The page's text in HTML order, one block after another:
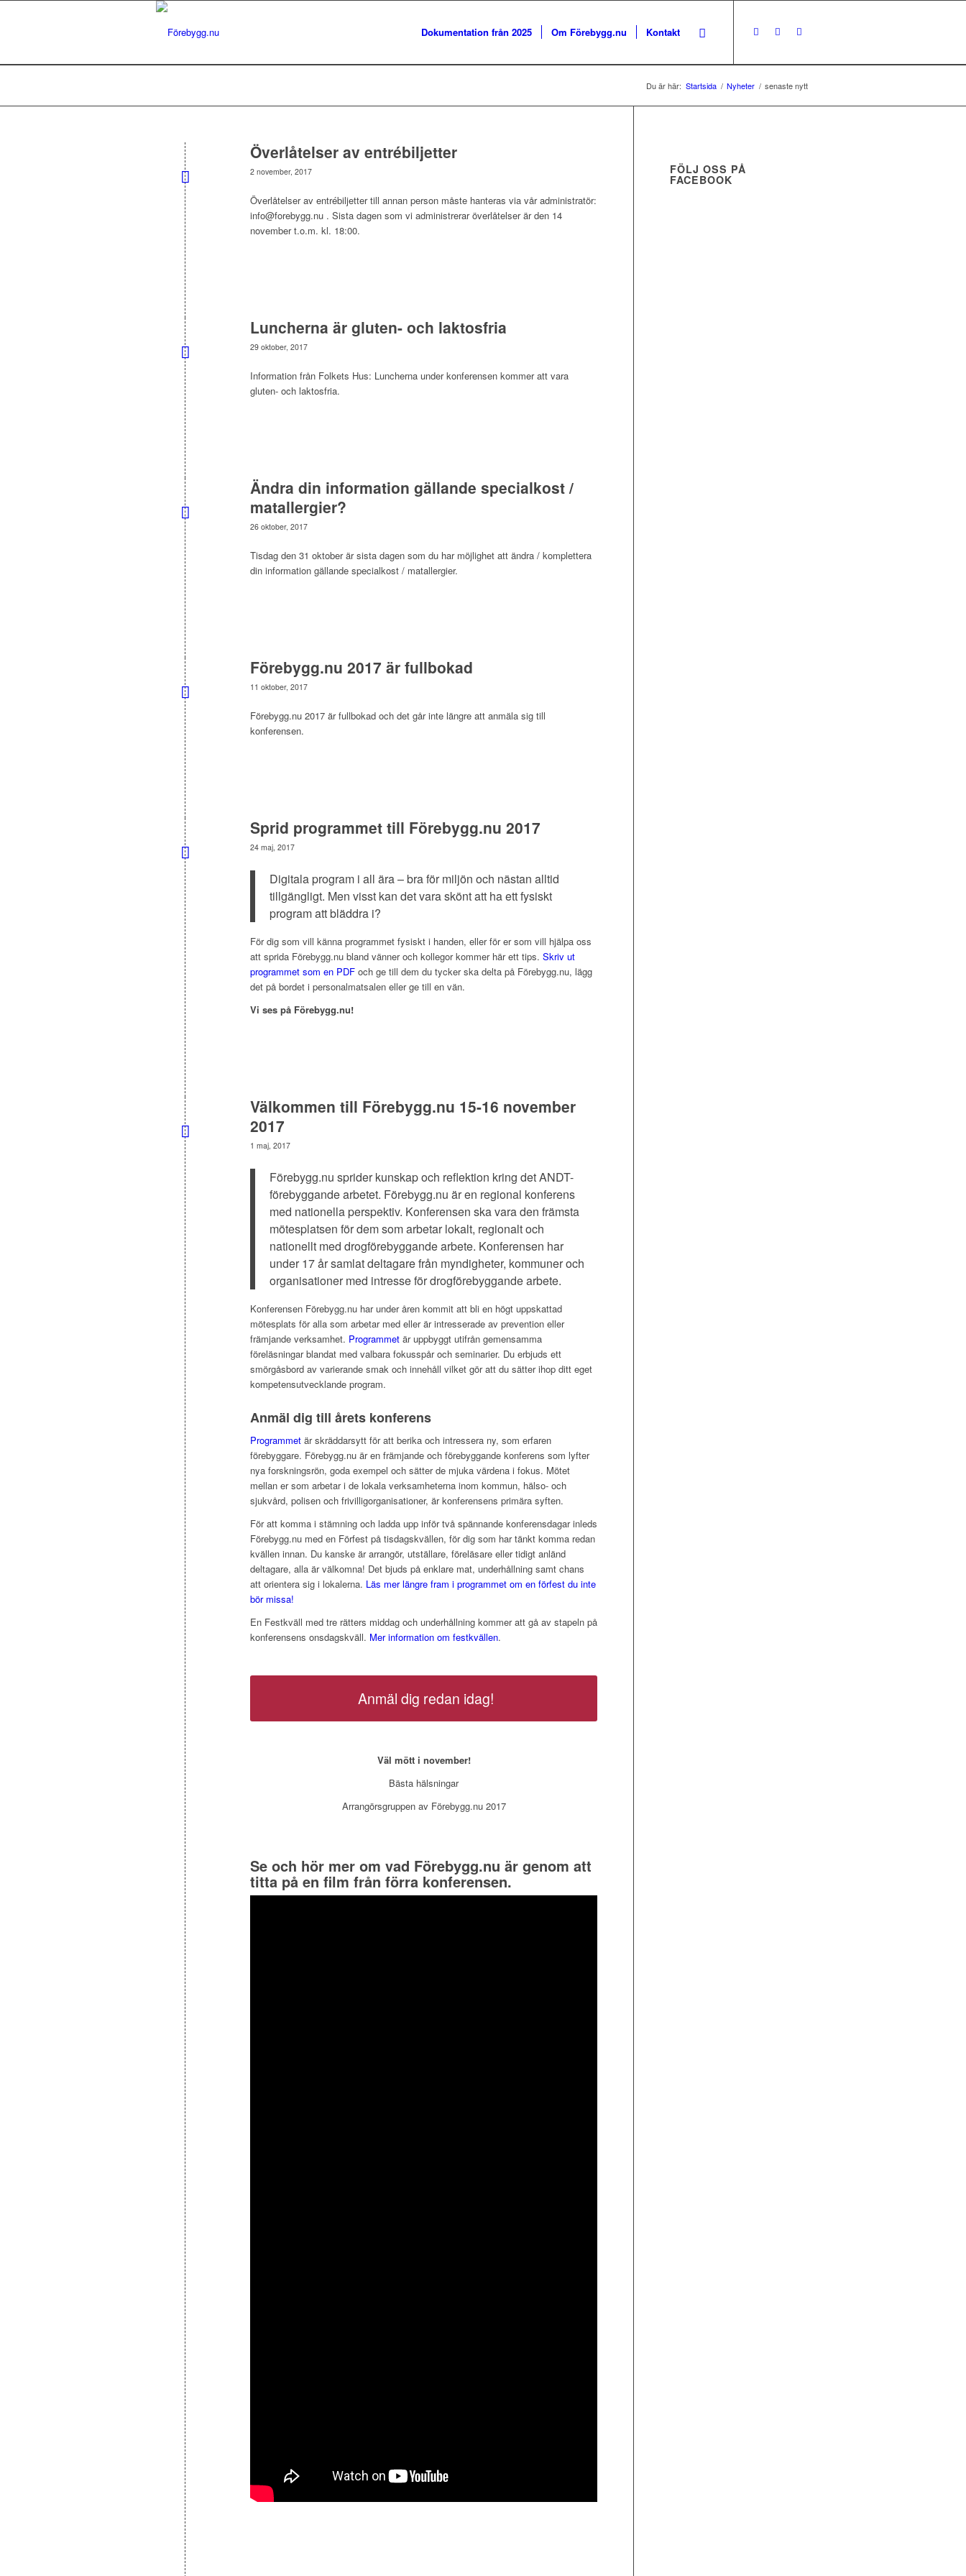
Dokumentation från 2025 Om Förebygg.nu Kontakt
Du är här: Startsida / Nyheter / senaste nytt
Överlåtelser av entrébiljetter
2 november, 2017
Överlåtelser av entrébiljetter till annan person måste hanteras via vår administratör:
info@forebygg.nu . Sista dagen som vi administrerar överlåtelser är den 14
november t.o.m. kl. 18:00.
Luncherna är gluten- och laktosfria
29 oktober, 2017
Information från Folkets Hus: Luncherna under konferensen kommer att vara
gluten- och laktosfria.
Ändra din information gällande specialkost /
matallergier?
26 oktober, 2017
Tisdag den 31 oktober är sista dagen som du har möjlighet att ändra / komplettera
din information gällande specialkost / matallergier.
Förebygg.nu 2017 är fullbokad
11 oktober, 2017
Förebygg.nu 2017 är fullbokad och det går inte längre att anmäla sig till
konferensen.
Sprid programmet till Förebygg.nu 2017
24 maj, 2017
Digitala program i all ära – bra för miljön och nästan alltid
tillgängligt. Men visst kan det vara skönt att ha ett fysiskt
program att bläddra i?
För dig som vill känna programmet fysiskt i handen, eller för er som vill hjälpa oss
att sprida Förebygg.nu bland vänner och kollegor kommer här ett tips. Skriv ut
programmet som en PDF och ge till dem du tycker ska delta på Förebygg.nu, lägg
det på bordet i personalmatsalen eller ge till en vän.
Vi ses på Förebygg.nu!
Välkommen till Förebygg.nu 15-16 november
2017
1 maj, 2017
Förebygg.nu sprider kunskap och reflektion kring det ANDT-
förebyggande arbetet. Förebygg.nu är en regional konferens
med nationella perspektiv. Konferensen ska vara den främsta
mötesplatsen för dem som arbetar lokalt, regionalt och
nationellt med drogförebyggande arbete. Konferensen har
under 17 år samlat deltagare från myndigheter, kommuner och
organisationer med intresse för drogförebyggande arbete.
Konferensen Förebygg.nu har under åren kommit att bli en högt uppskattad
mötesplats för alla som arbetar med eller är intresserade av prevention eller
främjande verksamhet. Programmet är uppbyggt utifrån gemensamma
föreläsningar blandat med valbara fokusspår och seminarier. Du erbjuds ett
smörgåsbord av varierande smak och innehåll vilket gör att du sätter ihop ditt eget
kompetensutvecklande program.
Anmäl dig till årets konferens
Programmet är skräddarsytt för att berika och intressera ny, som erfaren
förebyggare. Förebygg.nu är en främjande och förebyggande konferens som lyfter
nya forskningsrön, goda exempel och sätter de mjuka värdena i fokus. Mötet
mellan er som arbetar i de lokala verksamheterna inom kommun, hälso- och
sjukvård, polisen och frivilligorganisationer, är konferensens primära syften.
För att komma i stämning och ladda upp inför två spännande konferensdagar inleds
Förebygg.nu med en Förfest på tisdagskvällen, för dig som har tänkt komma redan
kvällen innan. Du kanske är arrangör, utställare, föreläsare eller tidigt anländ
deltagare, alla är välkomna! Det bjuds på enklare mat, underhållning samt chans
att orientera sig i lokalerna. Läs mer längre fram i programmet om en förfest du inte
bör missa!
En Festkväll med tre rätters middag och underhållning kommer att gå av stapeln på
konferensens onsdagskväll. Mer information om festkvällen.
Anmäl dig redan idag!
Väl mött i november!
Bästa hälsningar
Arrangörsgruppen av Förebygg.nu 2017
Se och hör mer om vad Förebygg.nu är genom att
titta på en film från förra konferensen.
FÖLJ OSS PÅ
FACEBOOK